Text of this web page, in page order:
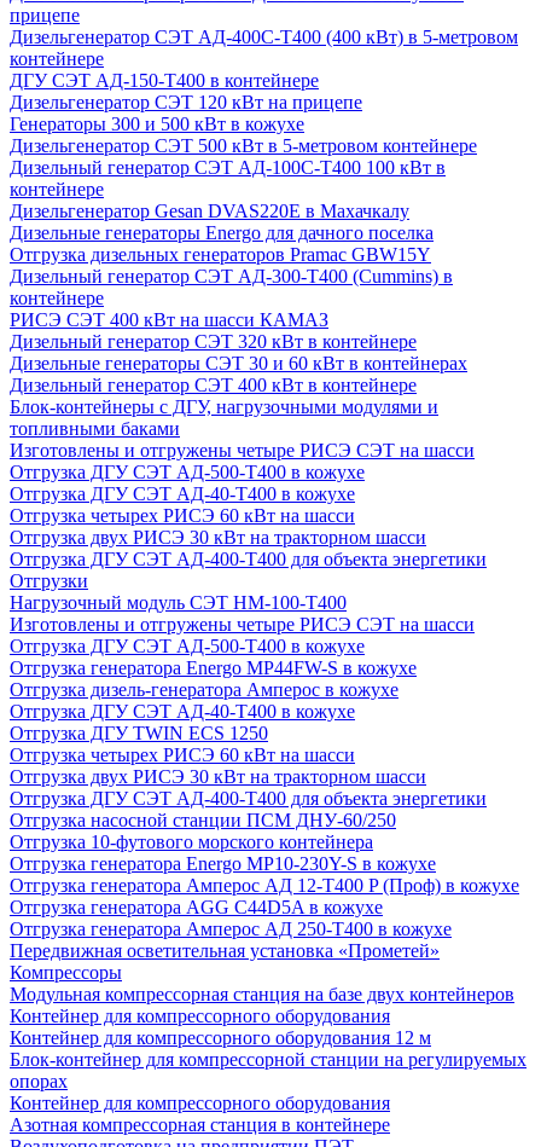
прицепе
Дизельгенератор СЭТ АД-400С-Т400 (400 кВт) в 5-метровом
контейнере
ДГУ СЭТ АД-150-Т400 в контейнере
Дизельгенератор СЭТ 120 кВт на прицепе
Генераторы 300 и 500 кВт в кожухе
Дизельгенератор СЭТ 500 кВт в 5-метровом контейнере
Дизельный генератор СЭТ АД-100С-Т400 100 кВт в
контейнере
Дизельгенератор Gesan DVAS220E в Махачкалу
Дизельные генераторы Energo для дачного поселка
Отгрузка дизельных генераторов Pramac GВW15Y
Дизельный генератор СЭТ АД-300-Т400 (Cummins) в
контейнере
РИСЭ СЭТ 400 кВт на шасси КАМАЗ
Дизельный генератор СЭТ 320 кВт в контейнере
Дизельные генераторы СЭТ 30 и 60 кВт в контейнерах
Дизельный генератор СЭТ 400 кВт в контейнере
Блок-контейнеры с ДГУ, нагрузочными модулями и
топливными баками
Изготовлены и отгружены четыре РИСЭ СЭТ на шасси
Отгрузка ДГУ СЭТ АД-500-Т400 в кожухе
Отгрузка ДГУ СЭТ АД-40-Т400 в кожухе
Отгрузка четырех РИСЭ 60 кВт на шасси
Отгрузка двух РИСЭ 30 кВт на тракторном шасси
Отгрузка ДГУ СЭТ АД-400-Т400 для объекта энергетики
Отгрузки
Нагрузочный модуль СЭТ НМ-100-Т400
Изготовлены и отгружены четыре РИСЭ СЭТ на шасси
Отгрузка ДГУ СЭТ АД-500-Т400 в кожухе
Отгрузка генератора Energo MP44FW-S в кожухе
Отгрузка дизель-генератора Амперос в кожухе
Отгрузка ДГУ СЭТ АД-40-Т400 в кожухе
Отгрузка ДГУ TWIN ECS 1250
Отгрузка четырех РИСЭ 60 кВт на шасси
Отгрузка двух РИСЭ 30 кВт на тракторном шасси
Отгрузка ДГУ СЭТ АД-400-Т400 для объекта энергетики
Отгрузка насосной станции ПСМ ДНУ-60/250
Отгрузка 10-футового морского контейнера
Отгрузка генератора Energo MP10-230Y-S в кожухе
Отгрузка генератора Амперос АД 12-Т400 P (Проф) в кожухе
Отгрузка генератора AGG C44D5A в кожухе
Отгрузка генератора Амперос АД 250-Т400 в кожухе
Передвижная осветительная установка «Прометей»
Компрессоры
Модульная компрессорная станция на базе двух контейнеров
Контейнер для компрессорного оборудования
Контейнер для компрессорного оборудования 12 м
Блок-контейнер для компрессорной станции на регулируемых
опорах
Контейнер для компрессорного оборудования
Азотная компрессорная станция в контейнере